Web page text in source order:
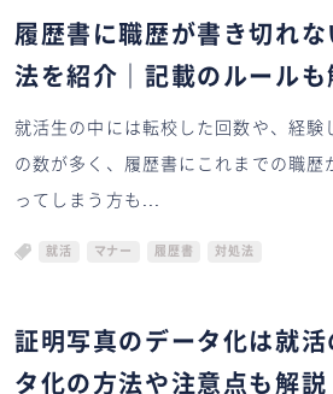
履歴書に職歴が書き切れ
法を紹介｜記載のルールも
就活生の中には転校した回数や、経験
の数が多く、履歴書にこれまでの職歴
ってしまう方も...
就活 マナー 履歴書 対処法
証明写真のデータ化は就活
タ化の方法や注意点も解説